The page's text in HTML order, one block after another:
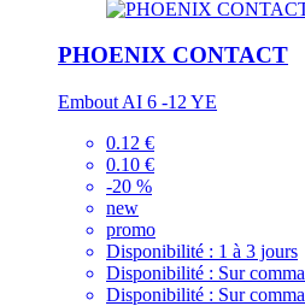
PHOENIX CONTACT
Embout AI 6 -12 YE
0.12 €
0.10 €
-20 %
new
promo
Disponibilité : 1 à 3 jours
Disponibilité : Sur
Disponibilité : Sur